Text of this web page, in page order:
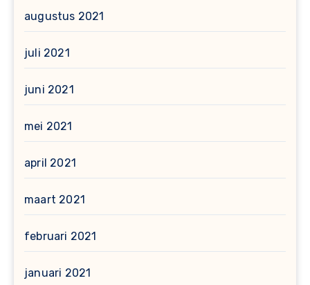
augustus 2021
juli 2021
juni 2021
mei 2021
april 2021
maart 2021
februari 2021
januari 2021